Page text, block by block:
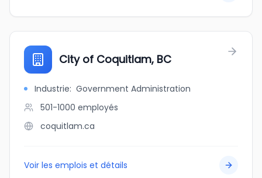
City of Coquitlam, BC
Industrie: Government Administration
501-1000 employés
coquitlam.ca
Voir les emplois et détails